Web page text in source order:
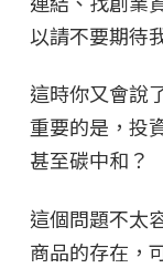
以請不要期待
這時你又會說
重要的是，投
甚至碳中和？
這個問題不太
商品的存在，